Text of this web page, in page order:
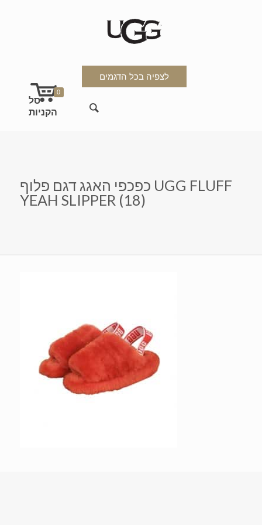
לצפיה בכל הדגמים
0
כפכפי האגג דגם פלוף UGG FLUFF
YEAH SLIPPER (18)